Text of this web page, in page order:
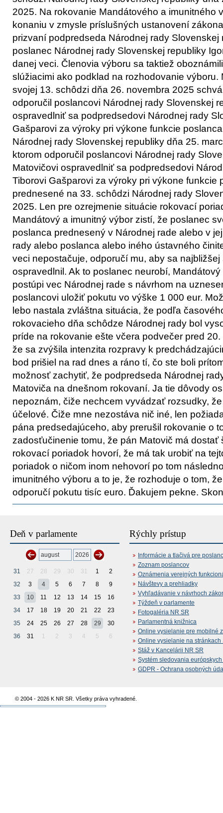
2025. Na rokovanie Mandátového a imunitného
konaniu v zmysle príslušných ustanovení
prizvaní podpredseda Národnej rady Slovenskej
poslanec Národnej rady Slovenskej republiky
danej veci. Členovia výboru sa taktiež
slúžiacimi ako podklad na rozhodovanie
svojej 13. schôdzi dňa 26. novembra 2025
odporučil poslancovi Národnej rady Slovenskej
ospravedlniť sa podpredsedovi Národnej rady
Gašparovi za výroky pri výkone funkcie
Národnej rady Slovenskej republiky dňa 25.
ktorom odporučil poslancovi Národnej rady
Matovičovi ospravedlniť sa podpredsedovi
Tiborovi Gašparovi za výroky pri výkone funkcie
prednesené na 33. schôdzi Národnej rady
2025. Len pre ozrejmenie situácie rokovací
Mandátový a imunitný výbor zistí, že poslanec
poslanca prednesený v Národnej rade alebo v
rady alebo poslanca alebo iného ústavného
veci nepostačuje, odporučí mu, aby sa
ospravedlnil. Ak to poslanec neurobí,
postúpi vec Národnej rade s návrhom na
poslancovi uložiť pokutu vo výške 1 000 eur.
lebo nastala zvláštna situácia, že podľa
rokovacieho dňa schôdze Národnej rady bol
príde na rokovanie ešte včera podvečer pred
že sa zvýšila intenzita rozpravy k
bod prišiel na rad dnes a ráno tí, čo ste boli
možnosť zachytiť, že podpredseda Národnej
Matoviča na dnešnom rokovaní. Ja tie dôvody
nepoznám, čiže nechcem vyvádzať rozsudky,
účelové. Čiže mne nezostáva nič iné, len
pána predsedajúceho, aby prerušil rokovanie o
zadosťučinenie tomu, že pán Matovič má dostať
rokovací poriadok hovorí, že má tak urobiť na
poriadok o ničom inom nehovorí po tom
imunitného výboru a to je, že rozhoduje o tom,
odporučí pokutu tisíc euro. Ďakujem pekne.
Deň v parlamente
31 27 28 29 30 31 1
2
32
3 4 5 6 7 8
9
33
10 11 12 13 14 15
16
34
17 18 19 20 21 22
23
35
24 25 26 27 28 29
30
36
31 1 2 3 4 5 6
Rýchly prístup
Informácie a tlačivá pre
Zoznam poslancov
Oznámenia verejných
Návštevy a prehliadky
Vyhľadávanie v návrhoch
Týždeň v parlamente
Fotogaléria NR SR
Parlamentná knižnica
Online vysielanie pre mobilné
Online vysielanie na stránkach
Stáž v Kancelárii NR SR
Systém sledovania
GDPR - Ochrana osobných
© 2004 - 2026 K NR SR. Všetky práva vyhradené.